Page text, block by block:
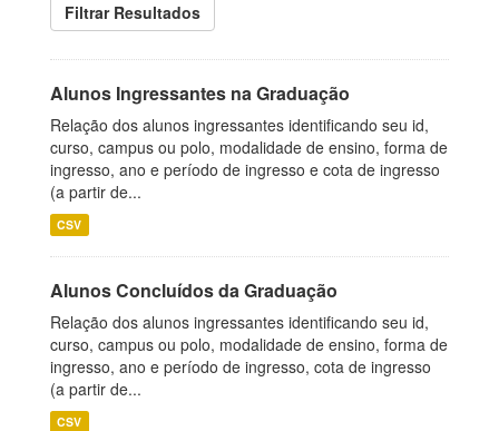
Filtrar Resultados
Alunos Ingressantes na Graduação
Relação dos alunos ingressantes identificando seu id,
curso, campus ou polo, modalidade de ensino, forma de
ingresso, ano e período de ingresso e cota de ingresso
(a partir de...
CSV
Alunos Concluídos da Graduação
Relação dos alunos ingressantes identificando seu id,
curso, campus ou polo, modalidade de ensino, forma de
ingresso, ano e período de ingresso, cota de ingresso
(a partir de...
CSV